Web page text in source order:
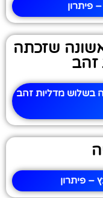
פיתרון
שזכתה
זהב
בשלוש מדליות זהב
– פיתרון